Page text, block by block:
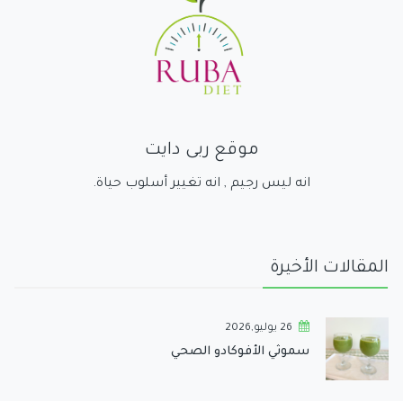
موقع ربى دايت
انه ليس رجيم , انه تغيير أسلوب حياة.
المقالات الأخيرة
26 يوليو,2026
سموثي الأفوكادو الصحي